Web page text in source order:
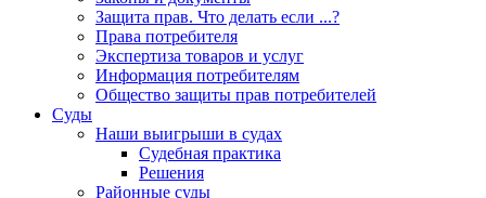
Защита прав. Что делать если ...?
Права потребителя
Экспертиза товаров и услуг
Информация потребителям
Общество защиты прав потребителей
Суды
Наши выигрыши в судах
Судебная практика
Решения
Районные суды